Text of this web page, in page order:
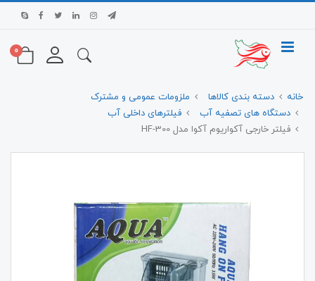
0
خانه دسته بندی کالاها
ملزومات عمومی و مشترک
دستگاه های تصفیه آب
فیلترهای داخلی آب
فیلتر خارجی آکواریوم آکوا مدل HF-300